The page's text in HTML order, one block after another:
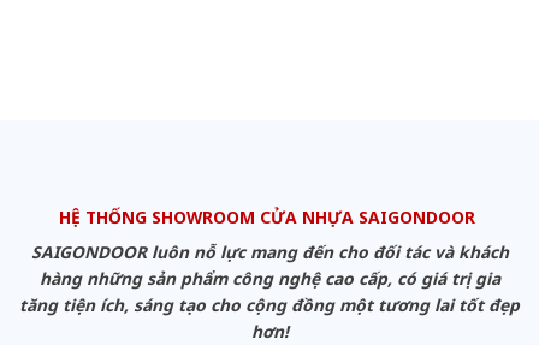
HỆ THỐNG SHOWROOM CỬA NHỰA SAIGONDOOR
SAIGONDOOR luôn nỗ lực mang đến cho đối tác và khách
hàng những sản phẩm công nghệ cao cấp, có giá trị gia
tăng tiện ích, sáng tạo cho cộng đồng một tương lai tốt đẹp
hơn!